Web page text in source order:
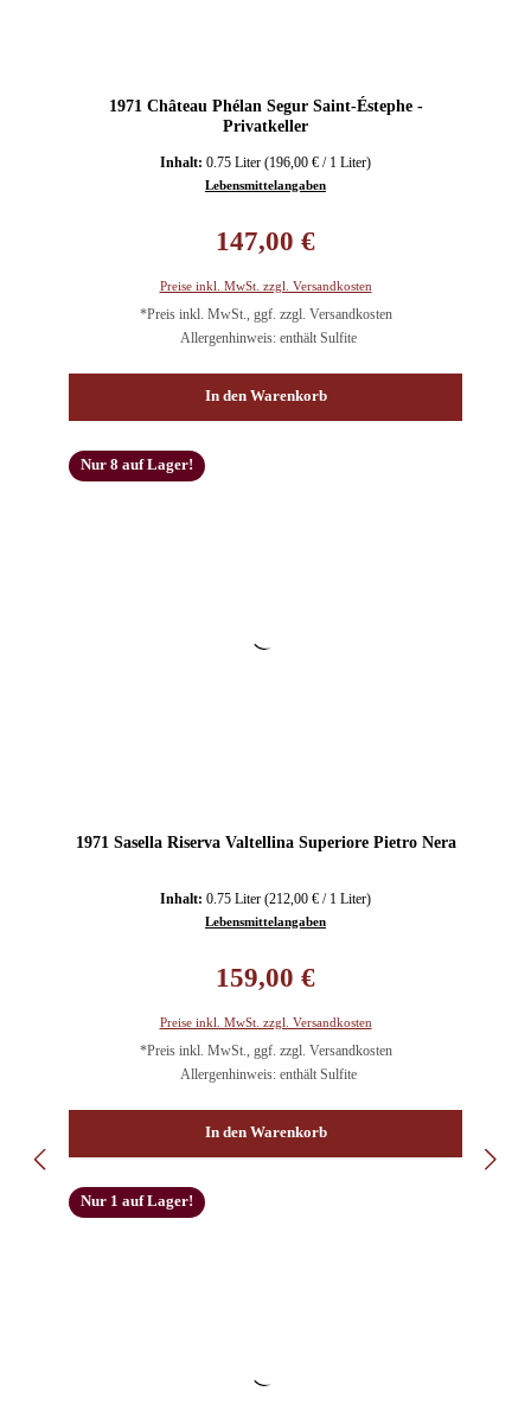
1971 Château Phélan Segur Saint-Éstephe -
Privatkeller
Inhalt: 0.75 Liter (196,00 € / 1 Liter)
Lebensmittelangaben
147,00 €
Preise inkl. MwSt. zzgl. Versandkosten
*Preis inkl. MwSt., ggf. zzgl. Versandkosten
Allergenhinweis: enthält Sulfite
In den Warenkorb
Nur 8 auf Lager!
1971 Sasella Riserva Valtellina Superiore Pietro Nera
Inhalt: 0.75 Liter (212,00 € / 1 Liter)
Lebensmittelangaben
159,00 €
Preise inkl. MwSt. zzgl. Versandkosten
*Preis inkl. MwSt., ggf. zzgl. Versandkosten
Allergenhinweis: enthält Sulfite
In den Warenkorb
Nur 1 auf Lager!